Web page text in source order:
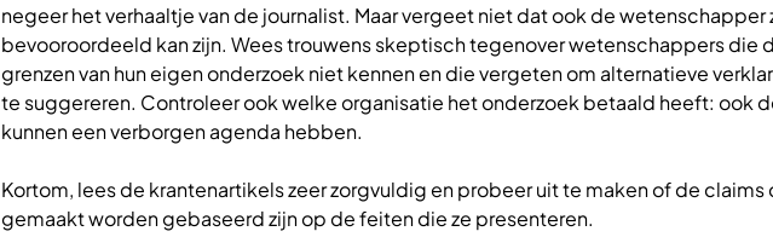
negeer het verhaaltje van de journalist. Maar vergeet niet dat ook de wetenschapper
bevooroordeeld kan zijn. Wees trouwens skeptisch tegenover wetenschappers die
grenzen van hun eigen onderzoek niet kennen en die vergeten om alternatieve
te suggereren. Controleer ook welke organisatie het onderzoek betaald heeft: ook
kunnen een verborgen agenda hebben.
Kortom, lees de krantenartikels zeer zorgvuldig en probeer uit te maken of de claims
gemaakt worden gebaseerd zijn op de feiten die ze presenteren.